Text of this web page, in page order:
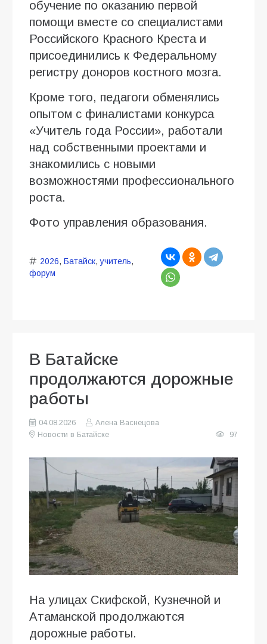
обучение по оказанию первой
помощи вместе со специалистами
Российского Красного Креста и
присоединились к Федеральному
регистру доноров костного мозга.
Кроме того, педагоги обменялись
опытом с финалистами конкурса
«Учитель года России», работали
над собственными проектами и
знакомились с новыми
возможностями профессионального
роста.
Фото управления образования.
2026, Батайск,учитель,
форум
В Батайске
продолжаются дорожные
работы
04.08.2026
Алена Васнецова
Новости в Батайске
97
На улицах Скифской, Кузнечной и
Атаманской продолжаются
дорожные работы.